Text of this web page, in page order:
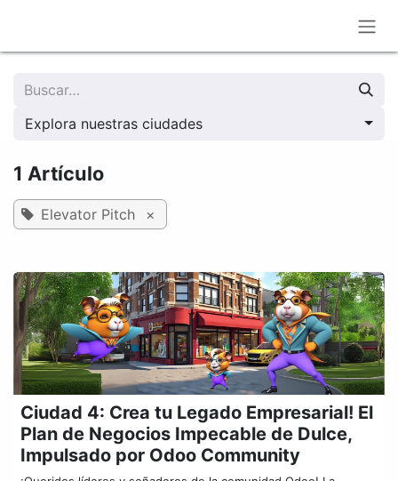
Explora nuestras ciudades
1 Artículo
Elevator Pitch ×
Ciudad 4: Crea tu Legado Empresarial! El
Plan de Negocios Impecable de Dulce,
Impulsado por Odoo Community